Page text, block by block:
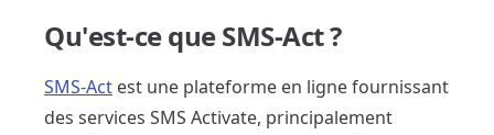
Qu'est-ce que SMS-Act ?
SMS-Act est une plateforme en ligne fournissant
des services SMS Activate, principalement